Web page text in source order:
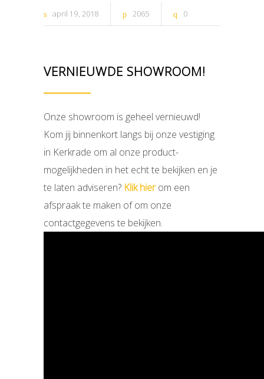
april 19 2018 2065 0
VERNIEUWDE SHOWROOM!
Onze showroom is geheel vernieuwd!
Kom jij binnenkort langs bij onze vestiging
in Kerkrade om al onze product-
mogelijkheden in het echt te bekijken en je
te laten adviseren? Klik hierom een
afspraak te maken of om onze
contactgegevens te bekijken.